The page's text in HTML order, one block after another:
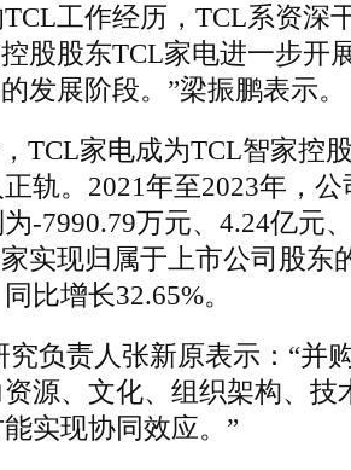
工作经历，TCL系资深
股股东TCL家电进一步开
发展阶段。”梁振鹏表示。
TCL家电成为TCL智家控
轨。2021年至2023年，
-7990.79万元、4.24亿元
家实现归属于上市公司股东
比增长32.65%。
究负责人张新原表示：“并
源、文化、组织架构、技
实现协同效应。”